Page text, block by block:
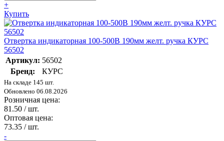
+
Купить
Отвертка индикаторная 100-500В 190мм желт. ручка КУРС
56502
Артикул: 56502
Бренд:
КУРС
На складе 145 шт.
Обновлено 06.08.2026
Розничная цена:
81.50 / шт.
Оптовая цена:
73.35 / шт.
-